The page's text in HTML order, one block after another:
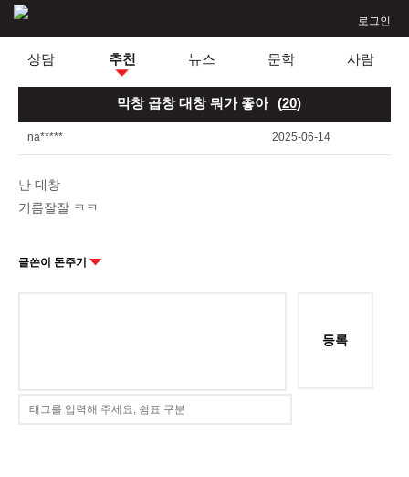
로그인
상담 추천 뉴스 문학 사람
막창 곱창 대창 뭐가 좋아 (20)
na***** 2025-06-14
난 대창
기름잘잘 ㅋㅋ
글쓴이 돈주기
등록